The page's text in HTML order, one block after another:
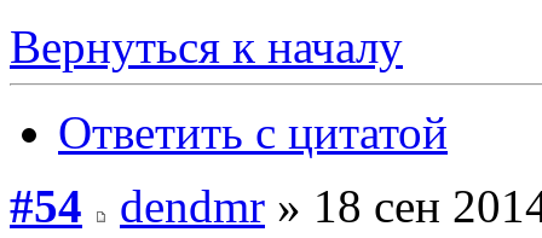
Вернуться к началу
Ответить с цитатой
#54
dendmr » 18 сен